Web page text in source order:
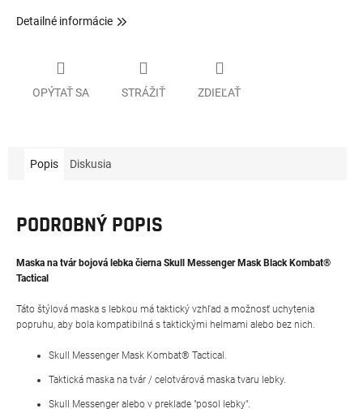
Detailné informácie
OPÝTAŤ SA STRÁŽIŤ ZDIEĽAŤ
Popis Diskusia
PODROBNÝ POPIS
Maska na tvár bojová lebka čierna Skull Messenger Mask Black Kombat®
Tactical
Táto štýlová maska s lebkou má taktický vzhľad a možnosť uchytenia
popruhu, aby bola kompatibilná s taktickými helmami alebo bez nich.
Skull Messenger Mask Kombat® Tactical.
Taktická maska na tvár / celotvárová maska tvaru lebky.
Skull Messenger alebo v preklade "posol lebky".